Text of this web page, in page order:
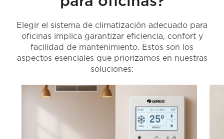
Elegir el sistema de climatización adecuado para
oficinas implica garantizar eficiencia, confort y
facilidad de mantenimiento. Estos son los
aspectos esenciales que priorizamos en nuestras
soluciones: